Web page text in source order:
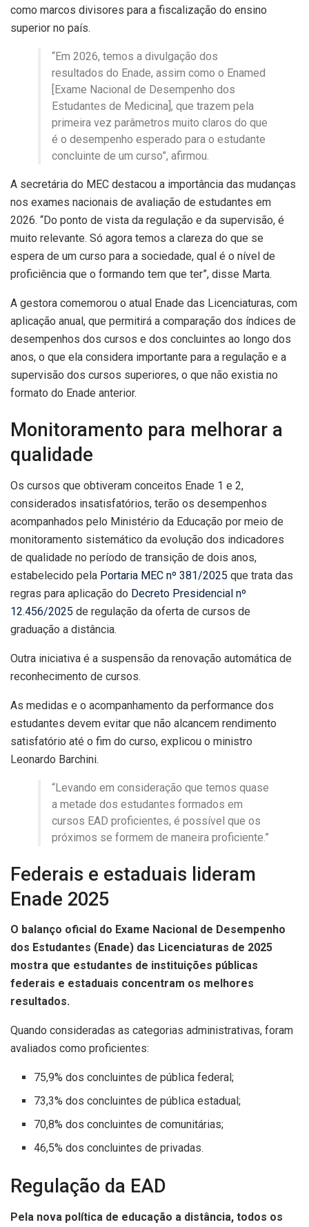
como marcos divisores para a fiscalização do ensino
superior no país.
“Em 2026, temos a divulgação dos
resultados do Enade, assim como o Enamed
[Exame Nacional de Desempenho dos
Estudantes de Medicina], que trazem pela
primeira vez parâmetros muito claros do que
é o desempenho esperado para o estudante
concluinte de um curso”, afirmou.
A secretária do MEC destacou a importância das mudanças
nos exames nacionais de avaliação de estudantes em
2026. “Do ponto de vista da regulação e da supervisão, é
muito relevante. Só agora temos a clareza do que se
espera de um curso para a sociedade, qual é o nível de
proficiência que o formando tem que ter”, disse Marta.
A gestora comemorou o atual Enade das Licenciaturas, com
aplicação anual, que permitirá a comparação dos índices de
desempenhos dos cursos e dos concluintes ao longo dos
anos, o que ela considera importante para a regulação e a
supervisão dos cursos superiores, o que não existia no
formato do Enade anterior.
Monitoramento para melhorar a
qualidade
Os cursos que obtiveram conceitos Enade 1 e 2,
considerados insatisfatórios, terão os desempenhos
acompanhados pelo Ministério da Educação por meio de
monitoramento sistemático da evolução dos indicadores
de qualidade no período de transição de dois anos,
estabelecido pela Portaria MEC nº 381/2025 que trata das
regras para aplicação do Decreto Presidencial nº
12.456/2025 de regulação da oferta de cursos de
graduação a distância.
Outra iniciativa é a suspensão da renovação automática de
reconhecimento de cursos.
As medidas e o acompanhamento da performance dos
estudantes devem evitar que não alcancem rendimento
satisfatório até o fim do curso, explicou o ministro
Leonardo Barchini.
“Levando em consideração que temos quase
a metade dos estudantes formados em
cursos EAD proficientes, é possível que os
próximos se formem de maneira proficiente.”
Federais e estaduais lideram
Enade 2025
O balanço oficial do Exame Nacional de Desempenho
dos Estudantes (Enade) das Licenciaturas de 2025
mostra que estudantes de instituições públicas
federais e estaduais concentram os melhores
resultados.
Quando consideradas as categorias administrativas, foram
avaliados como proficientes:
75,9% dos concluintes de pública federal;
73,3% dos concluintes de pública estadual;
70,8% dos concluintes de comunitárias;
46,5% dos concluintes de privadas.
Regulação da EAD
Pela nova política de educação a distância, todos os